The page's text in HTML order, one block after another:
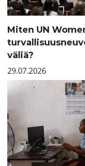
Miten UN
väliä?
29.07.2026